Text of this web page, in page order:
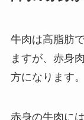
牛肉は高脂肪
ますが、赤身
方になります。
赤身の牛肉に